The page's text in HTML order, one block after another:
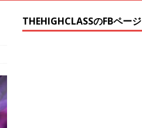
THEHIGHCLASSのFBページ